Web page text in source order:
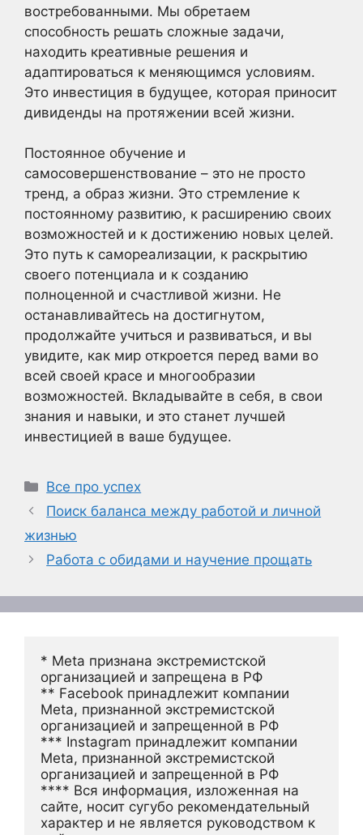
востребованными. Мы обретаем
способность решать сложные задачи,
находить креативные решения и
адаптироваться к меняющимся условиям.
Это инвестиция в будущее, которая приносит
дивиденды на протяжении всей жизни.
Постоянное обучение и
самосовершенствование – это не просто
тренд, а образ жизни. Это стремление к
постоянному развитию, к расширению своих
возможностей и к достижению новых целей.
Это путь к самореализации, к раскрытию
своего потенциала и к созданию
полноценной и счастливой жизни. Не
останавливайтесь на достигнутом,
продолжайте учиться и развиваться, и вы
увидите, как мир откроется перед вами во
всей своей красе и многообразии
возможностей. Вкладывайте в себя, в свои
знания и навыки, и это станет лучшей
инвестицией в ваше будущее.
Рубрики
Все про успех
Поиск баланса между работой и личной
жизнью
Работа с обидами и научение прощать
* Meta признана экстремистской
организацией и запрещена в РФ
** Facebook принадлежит компании
Meta, признанной экстремистской
организацией и запрещенной в РФ
*** Instagram принадлежит компании
Meta, признанной экстремистской
организацией и запрещенной в РФ
**** Вся информация, изложенная на
сайте, носит сугубо рекомендательный
характер и не является руководством к